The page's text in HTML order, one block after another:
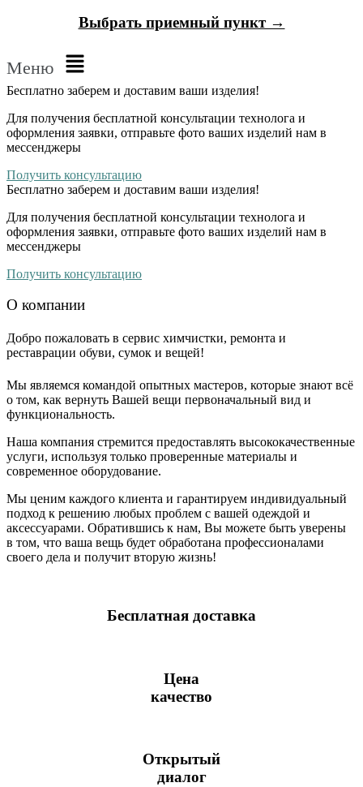
Выбрать приемный пункт →
Меню
Бесплатно заберем и доставим ваши изделия!
Для получения бесплатной консультации технолога и
оформления заявки, отправьте фото ваших изделий нам в
мессенджеры
Получить консультацию
Бесплатно заберем и доставим ваши изделия!
Для получения бесплатной консультации технолога и
оформления заявки, отправьте фото ваших изделий нам в
мессенджеры
Получить консультацию
О компании
Добро пожаловать в сервис химчистки, ремонта и
реставрации обуви, сумок и вещей!
Мы являемся командой опытных мастеров, которые знают всё
о том, как вернуть Вашей вещи первоначальный вид и
функциональность.
Наша компания стремится предоставлять высококачественные
услуги, используя только проверенные материалы и
современное оборудование.
Мы ценим каждого клиента и гарантируем индивидуальный
подход к решению любых проблем с вашей одеждой и
аксессуарами. Обратившись к нам, Вы можете быть уверены
в том, что ваша вещь будет обработана профессионалами
своего дела и получит вторую жизнь!
Бесплатная доставка
Цена
качество
Открытый
диалог